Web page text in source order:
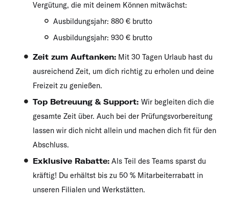
Vergütung, die mit deinem Können mitwächst:
Ausbildungsjahr: 880 € brutto
Ausbildungsjahr: 930 € brutto
Zeit zum Auftanken: Mit 30 Tagen Urlaub hast du
ausreichend Zeit, um dich richtig zu erholen und deine
Freizeit zu genießen.
Top Betreuung & Support: Wir begleiten dich die
gesamte Zeit über. Auch bei der Prüfungsvorbereitung
lassen wir dich nicht allein und machen dich fit für den
Abschluss.
Exklusive Rabatte: Als Teil des Teams sparst du
kräftig! Du erhältst bis zu 50 % Mitarbeiterrabatt in
unseren Filialen und Werkstätten.